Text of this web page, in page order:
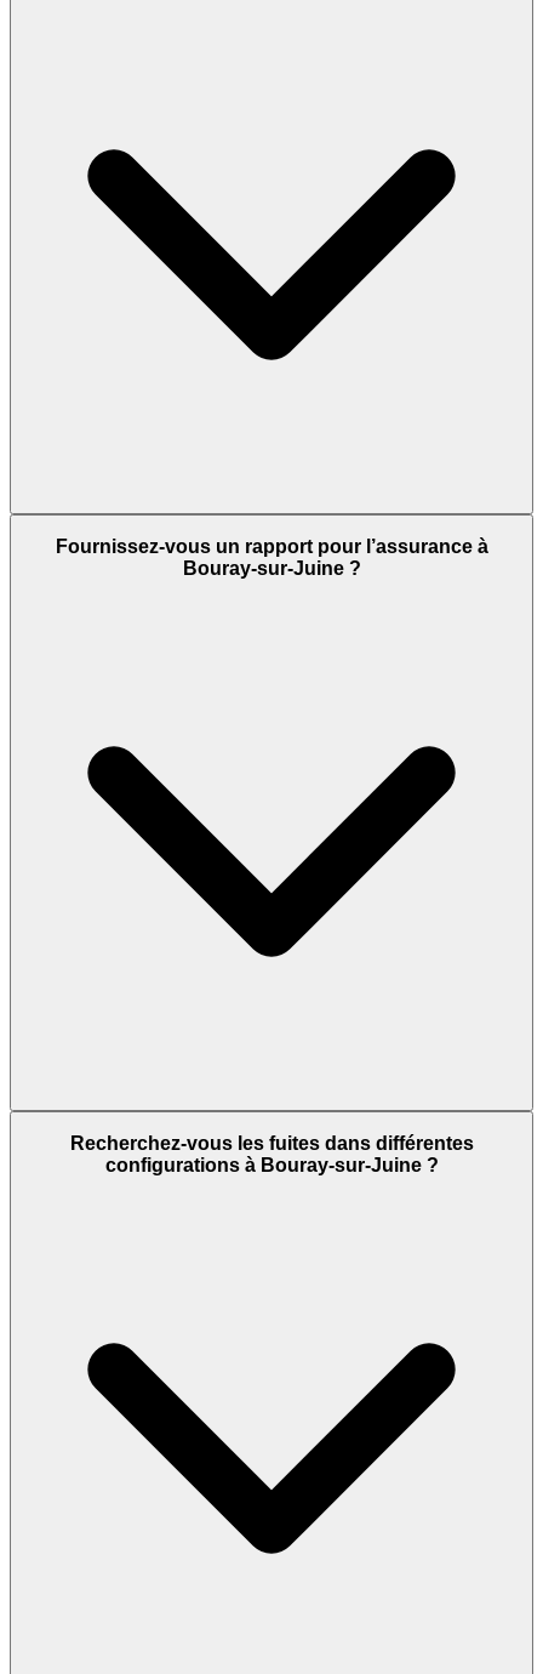
Fournissez-vous un rapport pour l’assurance à
Bouray-sur-Juine ?
Recherchez-vous les fuites dans différentes
configurations à Bouray-sur-Juine ?